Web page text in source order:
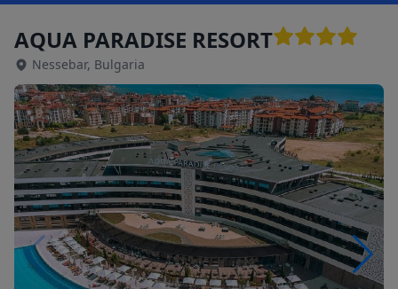
AQUA PARADISE RESORT
Nessebar, Bulgaria